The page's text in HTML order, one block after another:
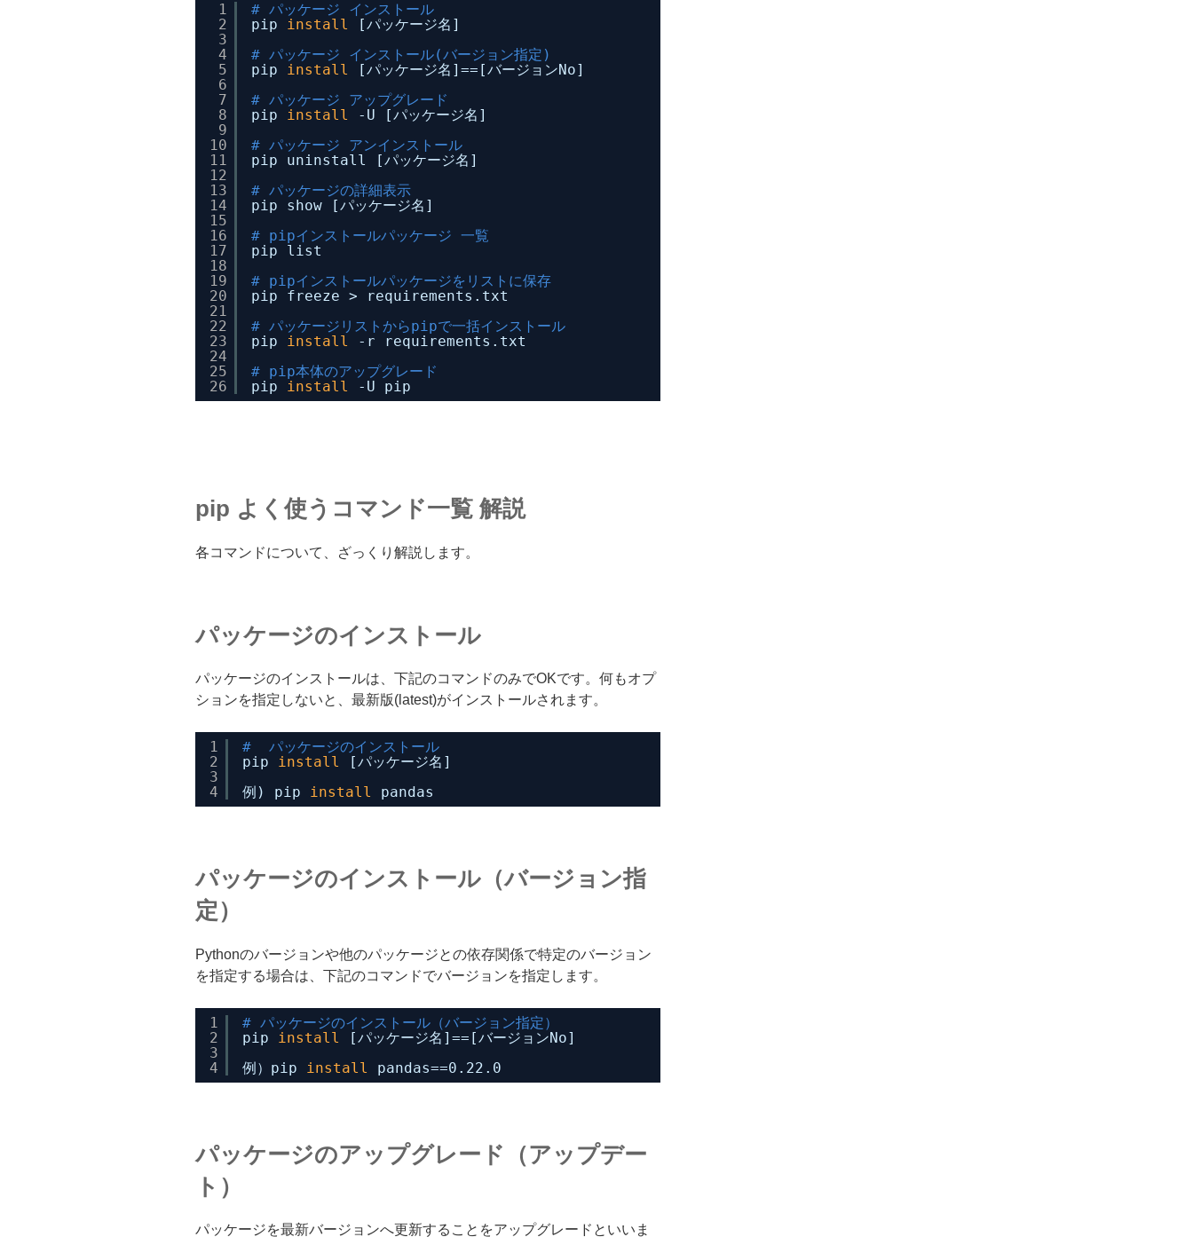
1
2
3
4
5
6
7
8
9
10
11
12
13
14
15
16
17
18
19
20
21
22
23
24
25
26
# パッケージ インストール
pip install
[パッケージ名]
# パッケージ インストール(バージョン指定)
pip install
[パッケージ名]==[バージョンNo]
# パッケージ アップグレード
pip install
-U [パッケージ名]
# パッケージ アンインストール
pip uninstall [パッケージ名]
# パッケージの詳細表示
pip show [パッケージ名]
# pipインストールパッケージ 一覧
pip list
# pipインストールパッケージをリストに保存
pip freeze > requirements.txt
# パッケージリストからpipで一括インストール
pip install
-r requirements.txt
# pip本体のアップグレード
pip install -U pip
pip よく使うコマンド一覧 解説
各コマンドについて、ざっくり解説します。
パッケージのインストール
パッケージのインストールは、下記のコマンドのみでOKです。何もオプ
ションを指定しないと、最新版(latest)がインストールされます。
1
2
3
4
#  パッケージのインストール
pip install
[パッケージ名]
例) pip install pandas
パッケージのインストール（バージョン指
定）
Pythonのバージョンや他のパッケージとの依存関係で特定のバージョン
を指定する場合は、下記のコマンドでバージョンを指定します。
1
2
3
4
# パッケージのインストール（バージョン指定）
pip
install
[パッケージ名]==[バージョンNo]
例）pip
install pandas==0.22.0
パッケージのアップグレード（アップデー
ト）
パッケージを最新バージョンへ更新することをアップグレードといいま